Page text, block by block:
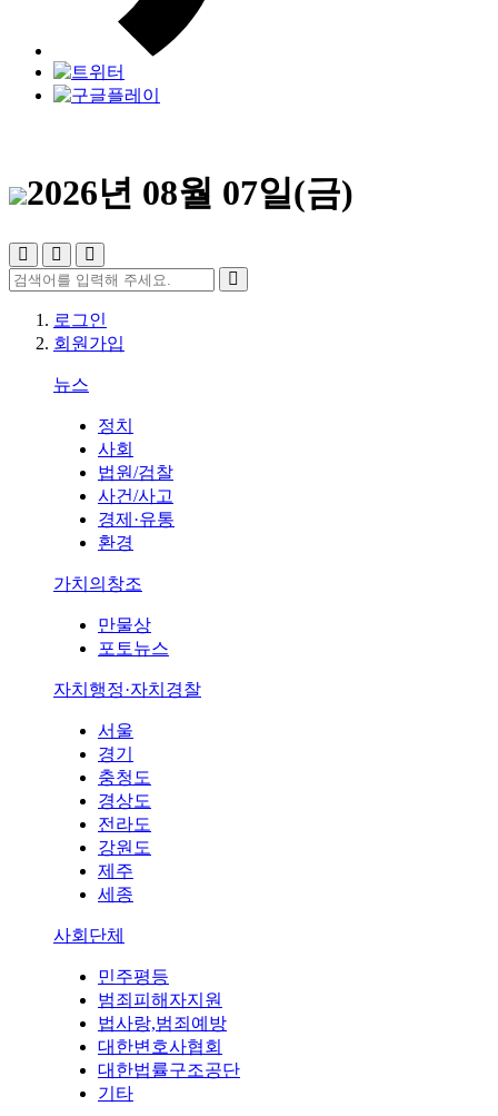
2026년 08월 07일(금)
로그인
회원가입
뉴스
정치
사회
법원/검찰
사건/사고
경제·유통
환경
가치의창조
만물상
포토뉴스
자치행정·자치경찰
서울
경기
충청도
경상도
전라도
강원도
제주
세종
사회단체
민주평등
범죄피해자지원
법사랑,범죄예방
대한변호사협회
대한법률구조공단
기타